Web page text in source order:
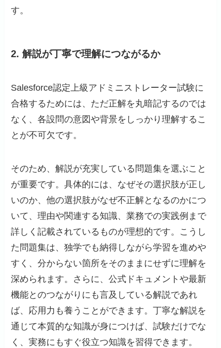
す。
2. 解説が丁寧で理解につながるか
Salesforce認定上級アドミニストレーター試験に
合格するためには、ただ正解を丸暗記するのでは
なく、各設問の意図や背景をしっかり理解するこ
とが不可欠です。
そのため、解説が充実している問題集を選ぶこと
が重要です。具体的には、なぜその選択肢が正し
いのか、他の選択肢がなぜ不正解となるのかにつ
いて、理由や関連する知識、業務での実践例まで
詳しく記載されているものが理想的です。こうし
た問題集は、独学でも納得しながら学習を進めや
すく、分からない箇所をそのままにせずに理解を
深められます。さらに、公式ドキュメントや最新
機能とのつながりにも言及している解説であれ
ば、応用力も養うことができます。丁寧な解説を
通じて本質的な知識が身につけば、試験だけでな
く、実務にもすぐ役立つ知識を習得できます。